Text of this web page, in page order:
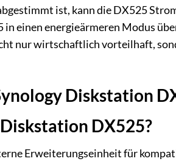
ist, kann die DX525
einen energieärmeren Modus
nur wirtschaftlich vorteilhaft,
Diskstation
DX525?
Erweiterungseinheit für